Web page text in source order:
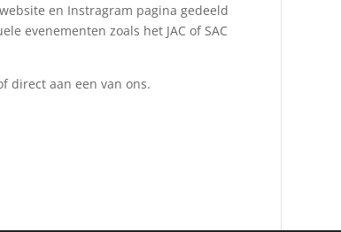
en Instragram pagina gedeeld
evenementen zoals het JAC of SAC
direct aan een van ons.